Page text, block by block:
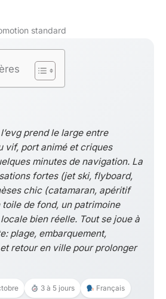
prend le large entre
vif, port animé et criques
minutes de navigation. La
fortes (jet ski, flyboard,
chic (catamaran, apéritif
de fond, un patrimoine
bien réelle. Tout se joue à
plage, embarquement,
retour en ville pour prolonger
3 à 5 jours Français